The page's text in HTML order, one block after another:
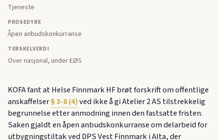
Tjeneste
PROSEDYRE
Åpen anbudskonkurranse
TERSKELVERDI
Over nasjonal, under EØS
KOFA fant at Helse Finnmark HF brøt forskrift om offentlige
anskaffelser§ 3-8 (4)ved ikke å gi Atelier 2 AS tilstrekkelig
begrunnelse etter anmodning innen den fastsatte fristen.
Saken gjaldt en åpen anbudskonkurranse om delarbeid for
utbygningstiltak ved DPS Vest Finnmark i Alta, der